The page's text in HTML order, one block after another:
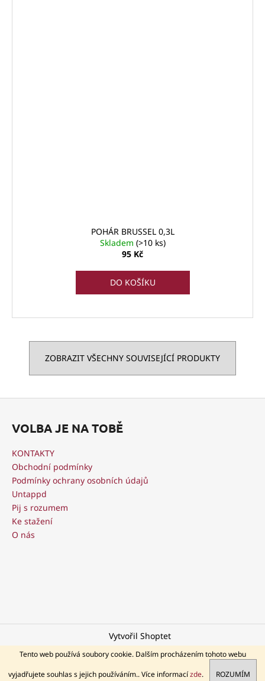
Tento web používá soubory cookie. Dalším procházením tohoto webu
vyjadřujete souhlas s jejich používáním.. Více informacízde. ROZUMÍM
POHÁR BRUSSEL 0,3L
Skladem (>10 ks)
95 Kč
DO KOŠÍKU
ZOBRAZIT VŠECHNY SOUVISEJÍCÍ PRODUKTY
VOLBA JE NA TOBĚ
KONTAKTY
Obchodní podmínky
Podmínky ochrany osobních údajů
Untappd
Pij s rozumem
Ke stažení
O nás
Vytvořil Shoptet
Copyright 2026 Akciový pivovar Libertas. Všechna práva